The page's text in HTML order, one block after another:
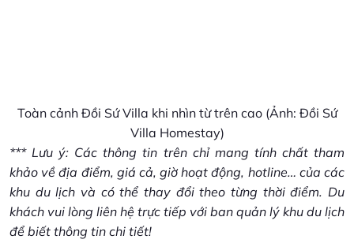
Toàn cảnh Đồi Sứ Villa khi nhìn từ trên cao (Ảnh: Đồi Sứ
Villa Homestay)
*** Lưu ý: Các thông tin trên chỉ mang tính chất tham
khảo về địa điểm, giá cả, giờ hoạt động, hotline… của các
khu du lịch và có thể thay đổi theo từng thời điểm. Du
khách vui lòng liên hệ trực tiếp với ban quản lý khu du lịch
để biết thông tin chi tiết!